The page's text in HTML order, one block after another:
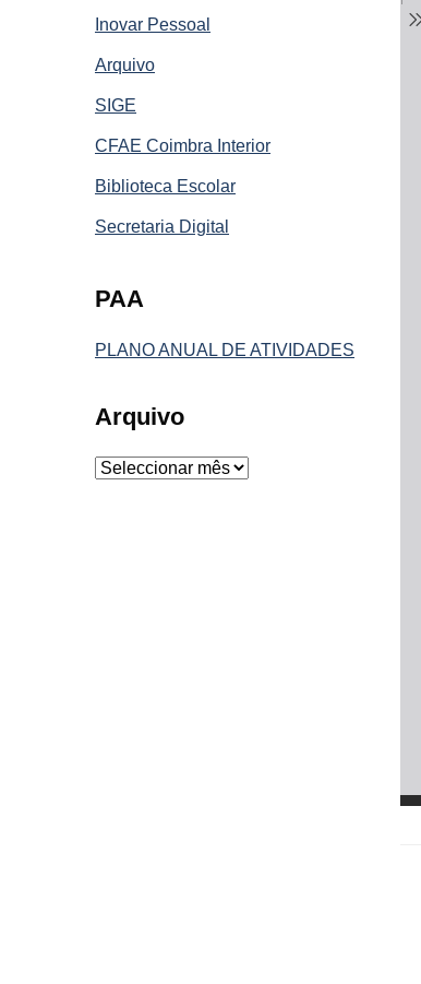
Inovar Pessoal
Arquivo
SIGE
CFAE Coimbra Interior
Biblioteca Escolar
Secretaria Digital
PAA
PLANO ANUAL DE ATIVIDADES
Arquivo
Arquivo